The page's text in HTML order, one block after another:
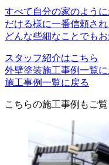
すべて自分の家のよう
だける様に一番信頼さ
どんな些細なことでも
スタッフ紹介はこちら
外壁塗装施工事例一覧に
施工事例一覧に戻る
こちらの施工事例もご